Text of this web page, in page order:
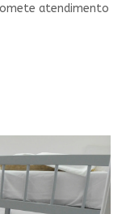
atendimento